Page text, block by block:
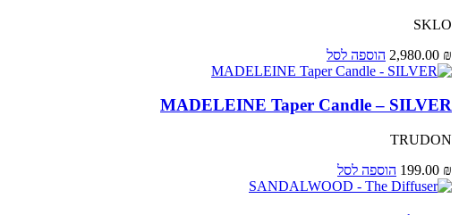
SKLO
2,980.00 ₪ הוספה לסל
MADELEINE Taper Candle – SILVER
TRUDON
199.00 ₪ הוספה לסל